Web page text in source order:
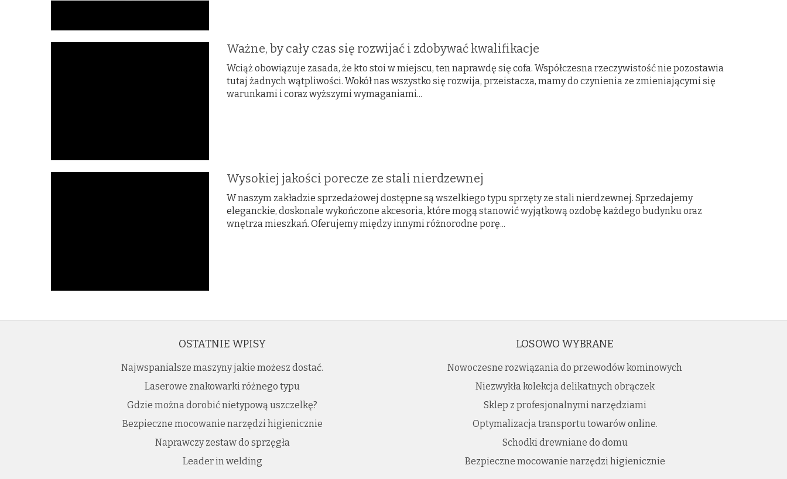
Ważne, by cały czas się rozwijać i zdobywać kwalifikacje
Wciąż obowiązuje zasada, że kto stoi w miejscu, ten naprawdę się cofa. Współczesna rzeczywistość nie pozostawia
tutaj żadnych wątpliwości. Wokół nas wszystko się rozwija, przeistacza, mamy do czynienia ze zmieniającymi się
warunkami i coraz wyższymi wymaganiami...
Wysokiej jakości porecze ze stali nierdzewnej
W naszym zakładzie sprzedażowej dostępne są wszelkiego typu sprzęty ze stali nierdzewnej. Sprzedajemy
eleganckie, doskonale wykończone akcesoria, które mogą stanowić wyjątkową ozdobę każdego budynku oraz
wnętrza mieszkań. Oferujemy między innymi różnorodne porę...
OSTATNIE WPISY
Najwspanialsze maszyny jakie możesz dostać.
Laserowe znakowarki różnego typu
Gdzie można dorobić nietypową uszczelkę?
Bezpieczne mocowanie narzędzi higienicznie
Naprawczy zestaw do sprzęgła
Leader in welding
LOSOWO WYBRANE
Nowoczesne rozwiązania do przewodów kominowych
Niezwykła kolekcja delikatnych obrączek
Sklep z profesjonalnymi narzędziami
Optymalizacja transportu towarów online.
Schodki drewniane do domu
Bezpieczne mocowanie narzędzi higienicznie